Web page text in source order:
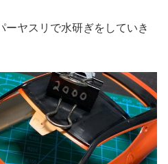
ーヤスリで水研ぎをしていき